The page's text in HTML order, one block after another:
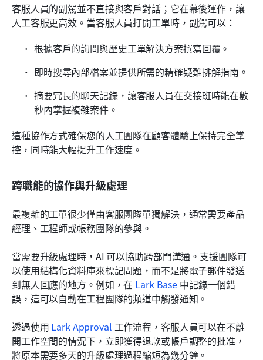
客服人員的副駕並不直接與客戶對話；它在幕後運作，讓
人工客服更高效。當客服人員打開工單時，副駕可以：
根據客戶的詢問與歷史工單解決方案撰寫回覆。
即時搜尋內部檔案並提供所需的精確疑難排解指南。
摘要冗長的聊天記錄，讓客服人員在交接班時能在數
秒內掌握複雜案件。
這種協作方式確保您的人工團隊在顧客體驗上保持完全掌
控，同時能大幅提升工作速度。
跨職能的協作與升級處理
最複雜的工單很少僅由客服團隊單獨解決，通常需要產品
經理、工程師或帳務團隊的參與。
當需要升級處理時，AI 可以協助跨部門溝通。支援團隊可
以使用結構化資料庫來標記問題，而不是將電子郵件發送
到無人回應的地方。例如，在 Lark Base 中記錄一個錯
誤，這可以自動在工程團隊的頻道中觸發通知。
透過使用 Lark Approval 工作流程，客服人員可以在不離
開工作空間的情況下，立即獲得退款或帳戶調整的批准，
將原本需要多天的升級處理過程縮短為幾分鐘。